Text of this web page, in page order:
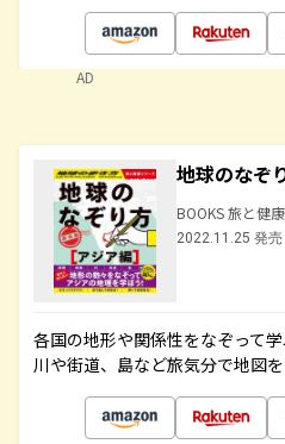
AD
地球のな
BOOKS 旅と健康
2022.11.25 発売
各国の地形や関係性をなぞって
川や街道、島など旅気分で地図